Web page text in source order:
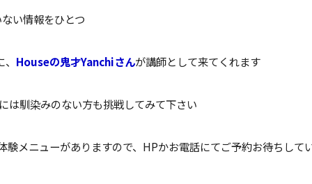
い情報をひとつ
Houseの鬼才Yanchiさんが講師として来てくれます
は馴染みのない方も挑戦してみて下さい
験メニューがありますので、HPかお電話にてご予約お待ちして